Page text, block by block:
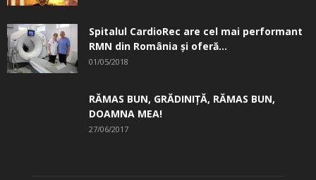
Spitalul CardioRec are cel mai performant
RMN din România și oferă...
01/05/2018
RĂMAS BUN, GRĂDINIŢĂ, ­RĂMAS BUN,
DOAMNA MEA!
27/06/2017